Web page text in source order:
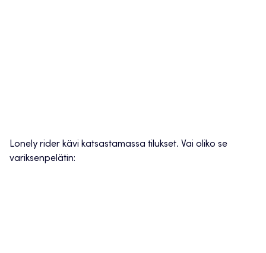
Lonely rider kävi katsastamassa tilukset. Vai oliko se
variksenpelätin: